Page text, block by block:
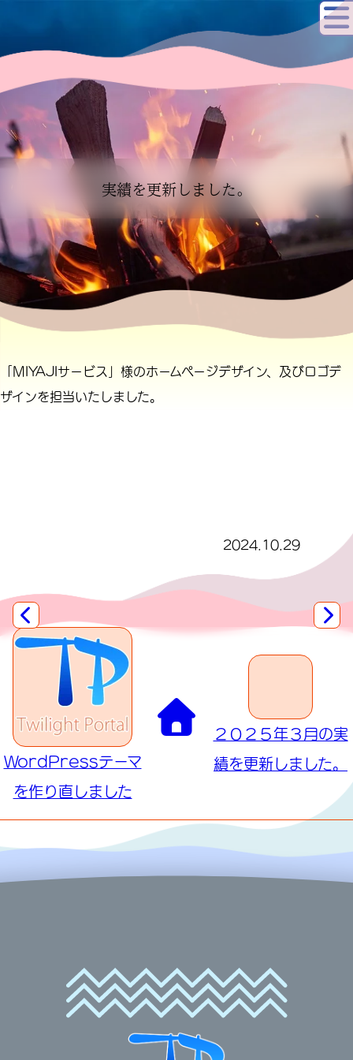
実績を更新しました。
「MIYAJIサービス」様のホームページデザイン、及びロゴデ
ザインを担当いたしました。
2024.10.29
WordPressテーマ
を作り直しました
２０２５年３月の実
績を更新しました。